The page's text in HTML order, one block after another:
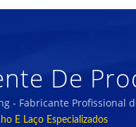
De
- Fabricante Profissional
E Laço Especializados